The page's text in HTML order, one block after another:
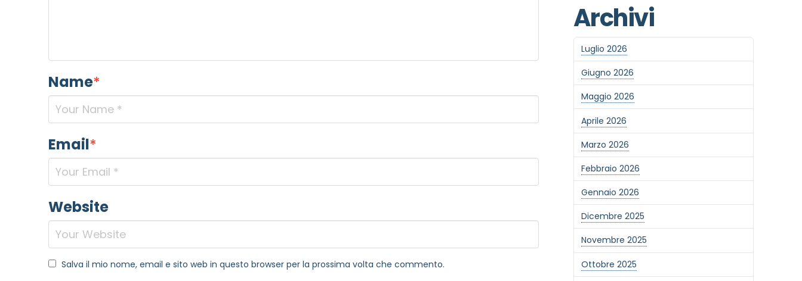
Name*
Email*
Website
Salva il mio nome, email e sito web in questo browser per la prossima volta che commento.
Archivi
Luglio 2026
Giugno 2026
Maggio 2026
Aprile 2026
Marzo 2026
Febbraio 2026
Gennaio 2026
Dicembre 2025
Novembre 2025
Ottobre 2025